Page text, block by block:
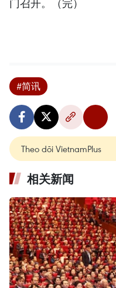
门召开。（完）
#简讯
Theo dõi VietnamPlus
相关新闻